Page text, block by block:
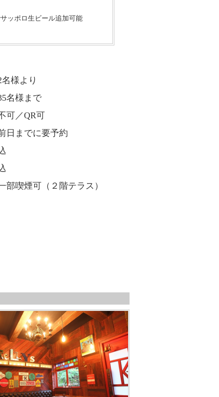
ッポロ生ビール追加可能
様より
名様まで
可／QR可
でに要予約
煙可（２階テラス）